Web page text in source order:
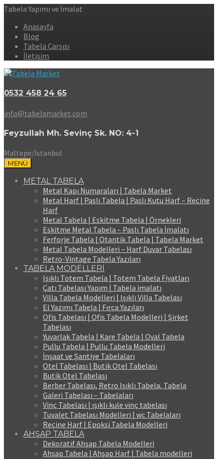
Tabela Yapımı ve İmalat
Anasayfa
Blog
Tabela Çarşısı
İletişim
0532 458 24 65
info@tabelamarket.com
Feyzullah Mh. Sevinç Sk. NO: 4-1
Maltepe/İstanbul
MENÜ
METAL TABELA
Metal Kapı Numaraları | Tabela Market
Metal Harf | Paslı Tabela | Paslı Kutu Harf – Reçine
Harf
Metal Tabela | Eskitme Tabela | Örnekleri
Eskitme Metal Tabela – Paslı Tabela İmalatı
Ferforje Tabela | Otantik Tabela | Tabela Market
Metal Tabela Modelleri – Harf Duvar Tabelası
Retro-Vintage Tabela Yazıları
TABELA MODELLERİ
Işıklı Totem Tabela | Totem Tabela Fiyatları
Çatı Tabelası Yapım | Tabela imalatı
Villa Tabela Modelleri | Işıklı Villa Tabelası
El Yazımı Tabela | Fırça Yazıları
Ofis Tabelası | Ofis Tabela Modelleri | Şirket
Tabelası
Yuvarlak Tabela | Kare Tabela | Oval Tabela
Pullu Tabela | Pullu Tabela Modelleri
İnşaat ve Şantiye Tabelaları
Otel Tabelası | Butik Otel Tabelası
Butik Otel Tabelası
Berber Tabelası, Retro Işıklı Tabela, Tabela
Galeri Tabelası – Tabelaları
Vinç Tabelası | ışıklı kule vinç tabelası
Tuvalet Tabelası Modelleri | wc Tabelaları
Reçine Harf | Epoksi Tabela Modelleri
AHŞAP TABELA
Dekoratif Ahşap Tabela Modelleri
Ahşap Tabela | Ahşap Harf | Tabela modelleri